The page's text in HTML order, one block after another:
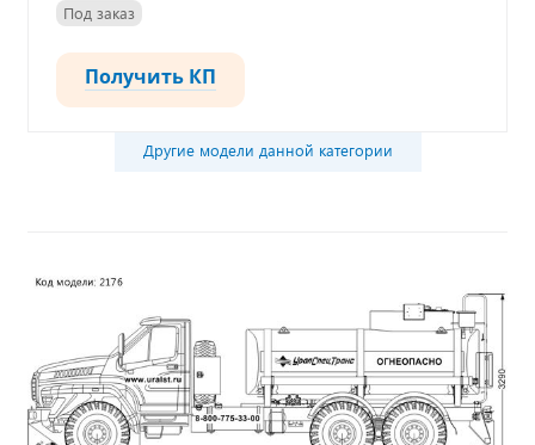
Под заказ
Получить КП
Другие модели данной категории